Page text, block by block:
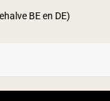
BE en DE)